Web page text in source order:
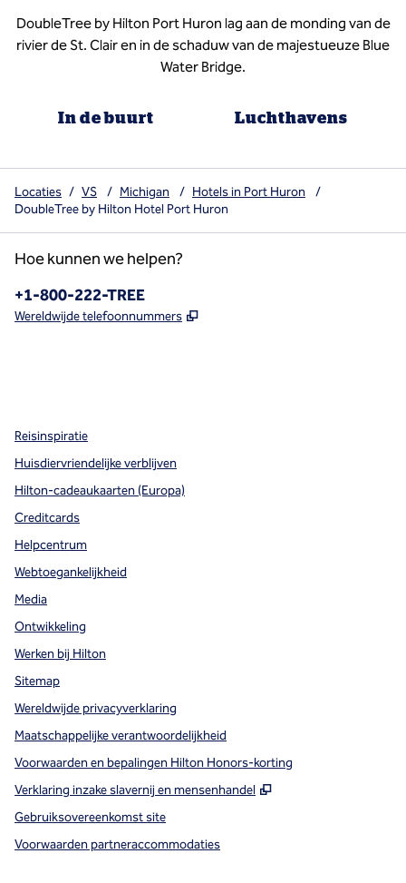
DoubleTree by Hilton Port Huron lag aan de monding van de
rivier de St. Clair en in de schaduw van de majestueuze Blue
Water Bridge.
In de buurt Luchthavens
Locaties / VS / Michigan / Hotels in Port Huron
/
DoubleTree by Hilton Hotel Port Huron
Hoe kunnen we helpen?
Telefoon:
+1-800-222-TREE
Wereldwijde telefoonnummers ,
Reisinspiratie
Huisdiervriendelijke verblijven
Hilton-cadeaukaarten (Europa)
Creditcards
Helpcentrum
Webtoegankelijkheid
Media
Ontwikkeling
Werken bij Hilton
Sitemap
Wereldwijde privacyverklaring
Maatschappelijke verantwoordelijkheid
Voorwaarden en bepalingen Hilton Honors-korting
Verklaring inzake slavernij en mensenhandel
,
Gebruiksovereenkomst site
Voorwaarden partneraccommodaties